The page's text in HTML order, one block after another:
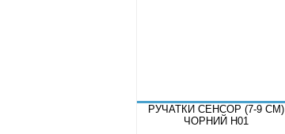
РУЧАТКИ СЕНСОР (7-9 СМ)
ЧОРНИЙ H01